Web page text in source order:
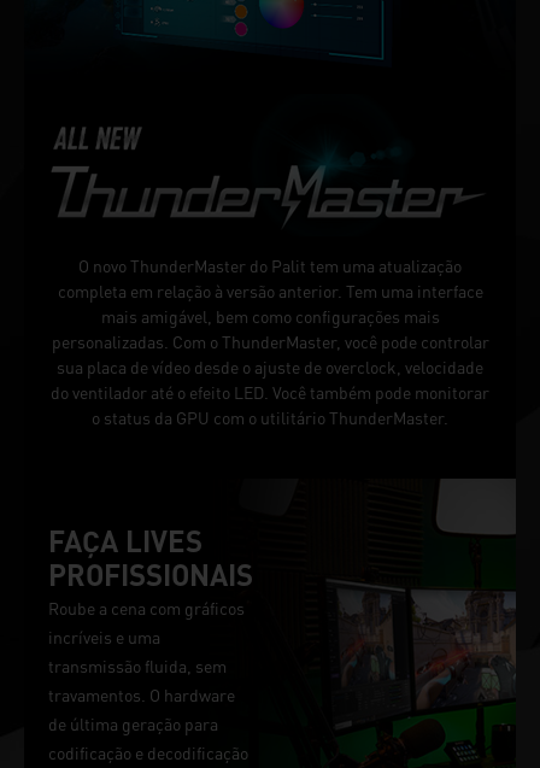
O novo ThunderMaster do Palit tem uma atualização
completa em relação à versão anterior. Tem uma interface
mais amigável, bem como configurações mais
personalizadas. Com o ThunderMaster, você pode controlar
sua placa de vídeo desde o ajuste de overclock, velocidade
do ventilador até o efeito LED. Você também pode monitorar
o status da GPU com o utilitário ThunderMaster.
FAÇA LIVES
PROFISSIONAIS
Roube a cena com gráficos
incríveis e uma
transmissão fluida, sem
travamentos. O hardware
de última geração para
codificação e decodificação